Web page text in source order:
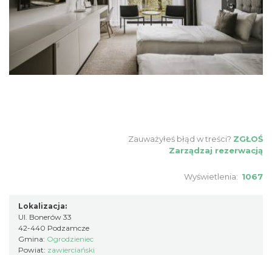
Zauważyłeś błąd w treści? ZGŁOŚ
Zarządzaj rezerwacją
Wyświetlenia: 1067
Lokalizacja:
Ul. Bonerów 33
42-440 Podzamcze
Gmina: Ogrodzieniec
Powiat: zawierciański